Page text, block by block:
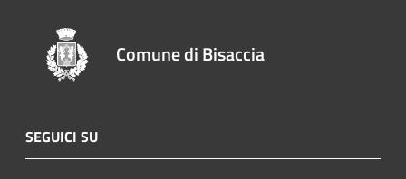
Comune di Bisaccia
SEGUICI SU